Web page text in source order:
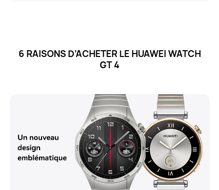
6 RAISONS D’ACHETER LE HUAWEI WATCH
GT 4